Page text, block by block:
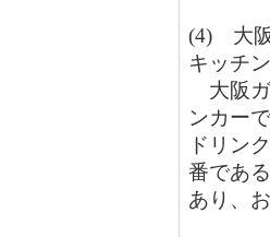
(4) 大阪
キッチ
大阪ガ
ンカー
ドリン
番であ
あり、